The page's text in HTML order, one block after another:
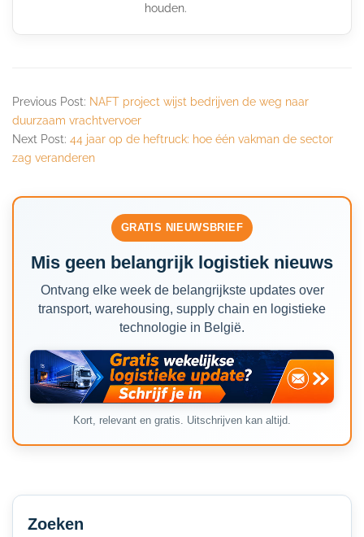
houden.
Previous Post: NAFT project wijst bedrijven de weg naar
duurzaam vrachtvervoer
Next Post: 44 jaar op de heftruck: hoe één vakman de sector
zag veranderen
GRATIS NIEUWSBRIEF
Mis geen belangrijk logistiek nieuws
Ontvang elke week de belangrijkste updates over
transport, warehousing, supply chain en logistieke
technologie in België.
Kort, relevant en gratis. Uitschrijven kan altijd.
Secondary
Sidebar
Zoeken